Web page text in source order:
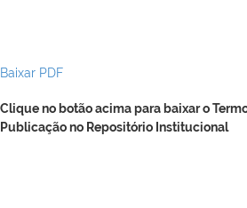
Baixar PDF
Clique no botão acima para baixar o
Publicação no Repositório Institucional